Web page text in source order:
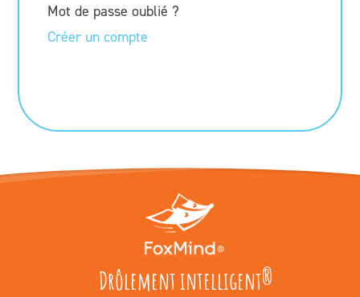
Mot de passe oublié ?
Créer un compte
Drôlement intelligent®